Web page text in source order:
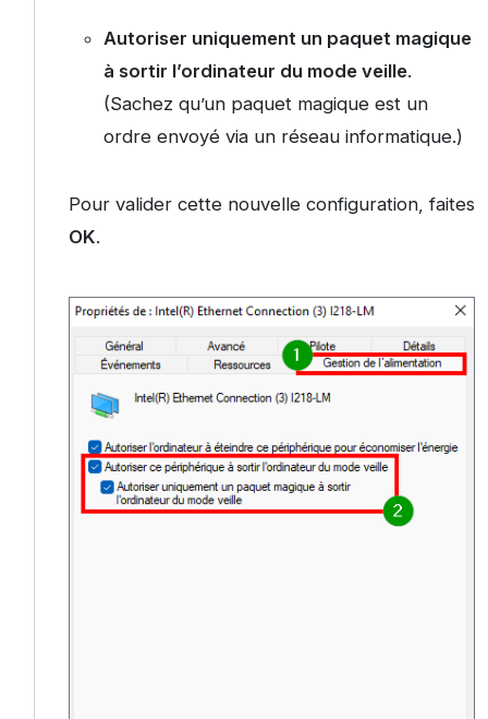
Autoriser uniquement un paquet magique
à sortir l’ordinateur du mode veille.
(Sachez qu’un paquet magique est un
ordre envoyé via un réseau informatique.)
Pour valider cette nouvelle configuration, faites
OK.